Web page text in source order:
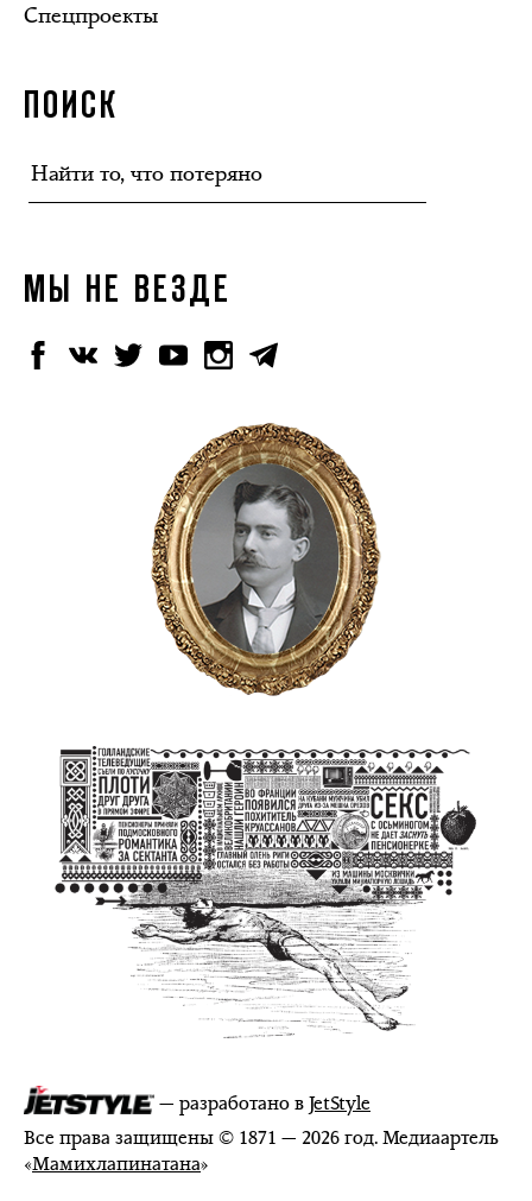
Спецпроекты
ПОИСК
МЫ НЕ ВЕЗДЕ
— разработано вJetStyle
Все права защищены © 1871 — 2026 год. Медиаартель
«Мамихлапинатана»